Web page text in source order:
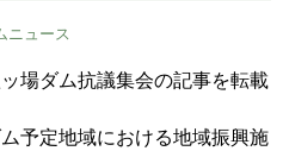
ニュース
場ダム抗議集会の記事を転載
予定地域における地域振興施